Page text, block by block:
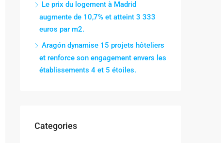
Le prix du logement à Madrid
augmente de 10,7% et atteint 3 333
euros par m2.
Aragón dynamise 15 projets hôteliers
et renforce son engagement envers les
établissements 4 et 5 étoiles.
Categories